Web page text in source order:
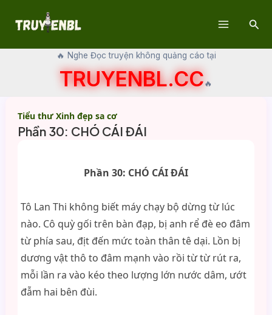
🔥 Nghe Đọc truyện không quảng cáo tại
TRUYENBL.CC🔥
Tiểu thư Xinh đẹp sa cơ
Phần 30: CHÓ CÁI ĐÁI
Phần 30: CHÓ CÁI ĐÁI
Tô Lan Thi không biết máy chạy bộ dừng từ lúc
nào. Cô quỳ gối trên bàn đạp, bị anh rể đè eo đâm
từ phía sau, địt đến mức toàn thân tê dại. Lồn bị
dương vật thô to đâm mạnh vào rồi từ từ rút ra,
mỗi lần ra vào kéo theo lượng lớn nước dâm, ướt
đẫm hai bên đùi.